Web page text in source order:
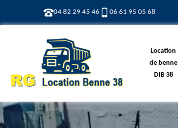
04 82 29 45 46 06 61 95 05 68
Location
de benne
DIB 38